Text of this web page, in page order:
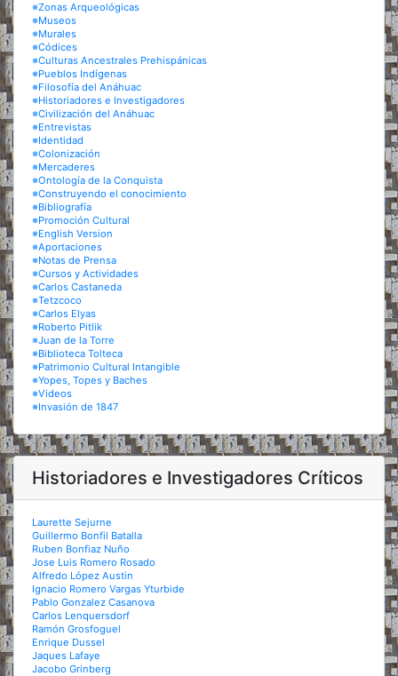
※Zonas Arqueológicas
※Museos
※Murales
※Códices
※Culturas Ancestrales Prehispánicas
※Pueblos Indígenas
※Filosofía del Anáhuac
※Historiadores e Investigadores
※Civilización del Anáhuac
※Entrevistas
※Identidad
※Colonización
※Mercaderes
※Ontología de la Conquista
※Construyendo el conocimiento
※Bibliografía
※Promoción Cultural
※English Version
※Aportaciones
※Notas de Prensa
※Cursos y Actividades
※Carlos Castaneda
※Tetzcoco
※Carlos Elyas
※Roberto Pitlik
※Juan de la Torre
※Biblioteca Tolteca
※Patrimonio Cultural Intangible
※Yopes, Topes y Baches
※Videos
※Invasión de 1847
Historiadores e Investigadores Críticos
Laurette Sejurne
Guillermo Bonfil Batalla
Ruben Bonfiaz Nuño
Jose Luis Romero Rosado
Alfredo López Austin
Ignacio Romero Vargas Yturbide
Pablo Gonzalez Casanova
Carlos Lenquersdorf
Ramón Grosfoguel
Enrique Dussel
Jaques Lafaye
Jacobo Grinberg